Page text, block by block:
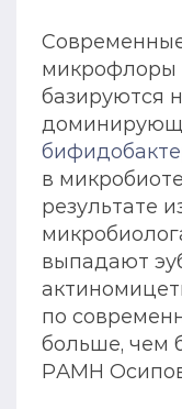
микрофлоры
базируются
в
результате
выпадают
по
больше, чем
РАМН